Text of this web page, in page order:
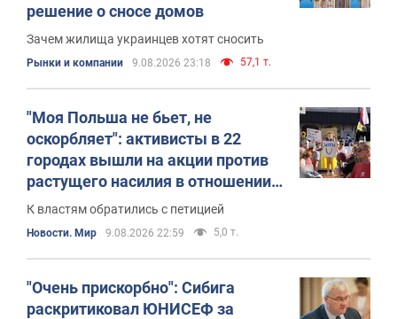
решение о сносе домов
Зачем жилища украинцев хотят сносить
Рынки и компании 9.08.2026 23:18 57,1 т.
"Моя Польша не бьет, не
оскорбляет": активисты в 22
городах вышли на акции против
растущего насилия в отношении
украинцев. Фото
К властям обратились с петицией
Новости. Мир 9.08.2026 22:59 5,0 т.
"Очень прискорбно": Сибига
раскритиковал ЮНИСЕФ за